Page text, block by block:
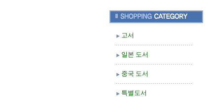
고서
일본 도서
중국 도서
특별도서